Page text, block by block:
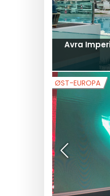
Avra
ØST-EUROPA